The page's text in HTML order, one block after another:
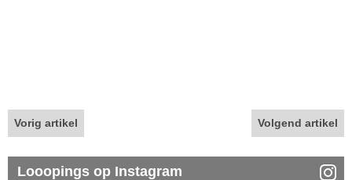
Vorig artikel Volgend artikel
Looopings op Instagram